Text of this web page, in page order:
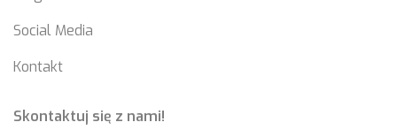
Social Media
Kontakt
Skontaktuj się z nami!